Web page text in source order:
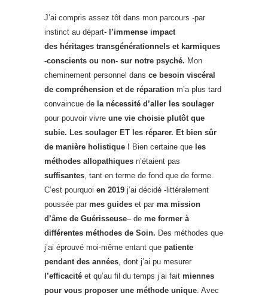
J’ai compris assez tôt dans mon parcours -par
instinct au départ- l’immense impact
des héritages transgénérationnels et karmiques
-conscients ou non- sur notre psyché. Mon
cheminement personnel dans ce besoin viscéral
de compréhension et de réparation m’a plus tard
convaincue de la nécessité d’aller les soulager
pour pouvoir vivre une vie choisie plutôt que
subie. Les soulager ET les réparer. Et bien sûr
de manière holistique ! Bien certaine que les
méthodes allopathiques n’étaient pas
suffisantes, tant en terme de fond que de forme.
C’est pourquoi en 2019 j’ai décidé -littéralement
poussée par mes guides et par ma mission
d’âme de Guérisseuse– de me former à
différentes méthodes de Soin. Des méthodes que
j’ai éprouvé moi-même entant que patiente
pendant des années, dont j’ai pu mesurer
l’efficacité et qu’au fil du temps j’ai fait miennes
pour vous proposer une méthode unique. Avec